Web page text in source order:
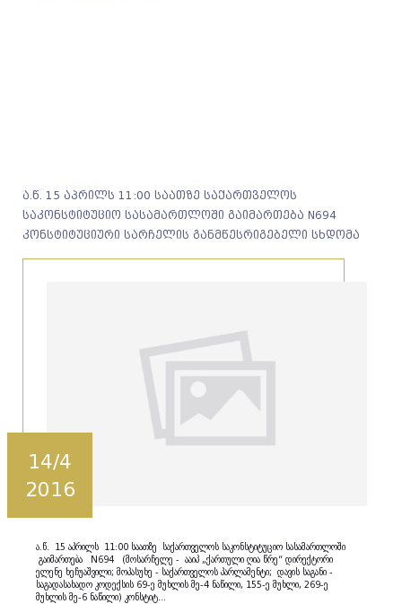
ა.წ. 15 აპრილს 11:00 საათზე საქართველოს
საკონსტიტუციო სასამართლოში გაიმართება N694
კონსტიტუციური სარჩელის განმწესრიგებელი სხდომა
14/4
2016
ა.წ. 15 აპრილს 11:00 საათზე საქართველოს საკონსტიტუციო სასამართლოში
გაიმართება N694 (მოსარჩელე - ააიპ „ქართული ღია წრე“ დირექტორი
ელენე ხეჩუაშვილი; მოპასუხე - საქართველოს პარლამენტი; დავის საგანი -
საგადასახადო კოდექსის 69-ე მუხლის მე-4 ნაწილი, 155-ე მუხლი, 269-ე
მუხლის მე-6 ნაწილი) კონსტიტ...